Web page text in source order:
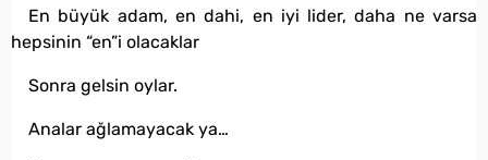
En büyük adam, en dahi, en iyi lider, daha ne varsa
hepsinin “en”i olacaklar
Sonra gelsin oylar.
Analar ağlamayacak ya…